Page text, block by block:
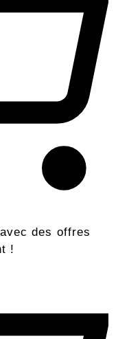
des offres
!